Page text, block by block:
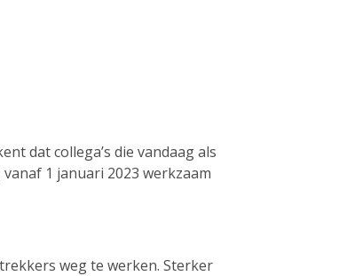
dat collega’s die vandaag als
1 januari 2023 werkzaam
weg te werken. Sterker